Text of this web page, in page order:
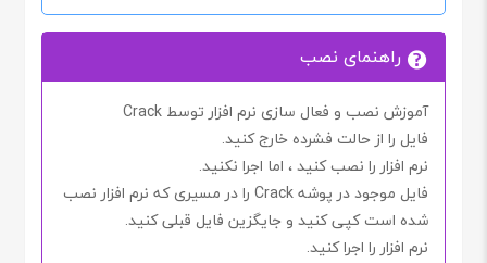
راهنمای نصب
آموزش نصب و فعال سازی نرم افزار توسط Crack
فایل را از حالت فشرده خارج کنید.
نرم افزار را نصب کنید ، اما اجرا نکنید.
فایل موجود در پوشهCrack را در مسیری که نرم افزار نصب
شده است کپی کنید و جایگزین فایل قبلی کنید.
نرم افزار را اجرا کنید.